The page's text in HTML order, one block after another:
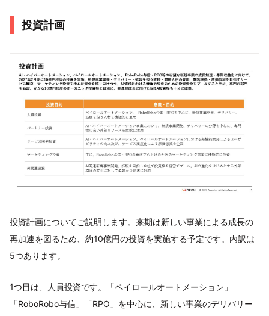
投資計画
投資計画についてご説明します。来期は新しい事業による成長の
再加速を図るため、約10億円の投資を実施する予定です。内訳は
5つあります。
1つ目は、人員投資です。「ペイロールオートメーション」
「RoboRobo与信」「RPO」を中心に、新しい事業のデリバリー